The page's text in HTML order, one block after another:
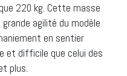
220 kg. Cette masse
agilité du modèle
en sentier
et difficile que celui des
plus.